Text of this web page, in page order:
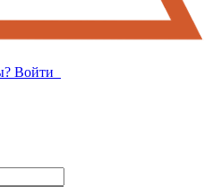
Войти